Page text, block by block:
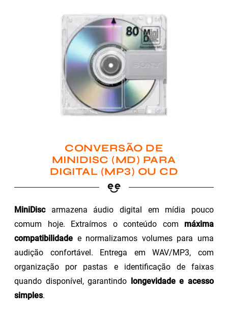
CONVERSÃO DE
MINIDISC (MD) PARA
DIGITAL (MP3) OU CD
MiniDiscarmazena áudio digital em mídia pouco
comum hoje. Extraímos o conteúdo com máxima
compatibilidade e normalizamos volumes para uma
audição confortável. Entrega em WAV/MP3, com
organização por pastas e identificação de faixas
quando disponível, garantindo longevidade e acesso
simples.